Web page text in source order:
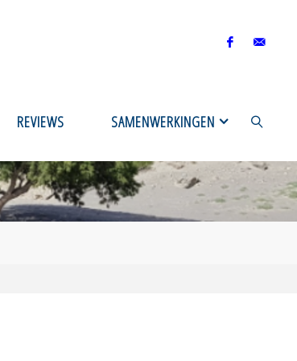
REVIEWS SAMENWERKINGEN
ZOEKEN